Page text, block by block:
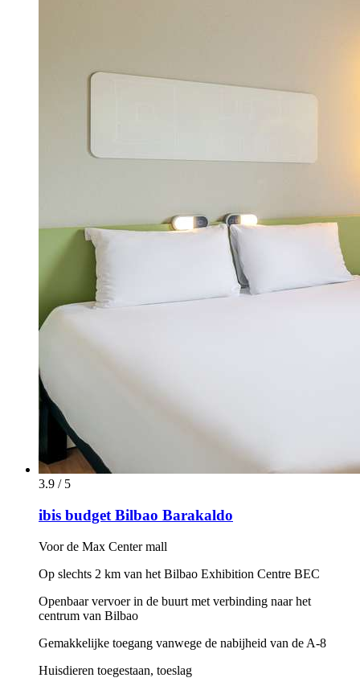
3.9 / 5
ibis budget Bilbao Barakaldo
Voor de Max Center mall
Op slechts 2 km van het Bilbao Exhibition Centre BEC
Openbaar vervoer in de buurt met verbinding naar het
centrum van Bilbao
Gemakkelijke toegang vanwege de nabijheid van de A-8
Huisdieren toegestaan, toeslag